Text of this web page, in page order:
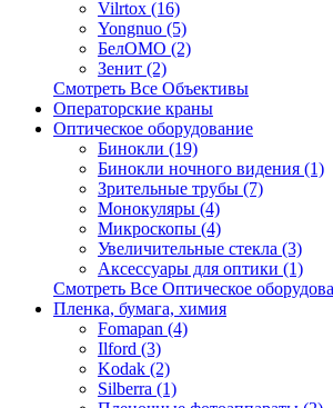
Vilrtox (16)
Yongnuo (5)
БелOMO (2)
Зенит (2)
Смотреть Все Объективы
Операторские краны
Оптическое оборудование
Бинокли (19)
Бинокли ночного видения (1)
Зрительные трубы (7)
Монокуляры (4)
Микроскопы (4)
Увеличительные стекла (3)
Аксессуары для оптики (1)
Смотреть Все Оптическое
Пленка, бумага, химия
Fomapan (4)
Ilford (3)
Kodak (2)
Silberra (1)